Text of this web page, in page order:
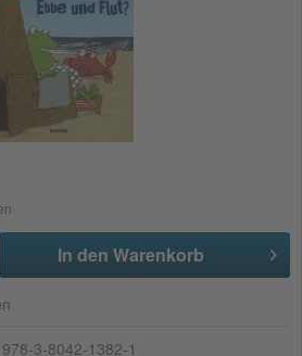
In den Warenkorb
978-3-8042-1382-1